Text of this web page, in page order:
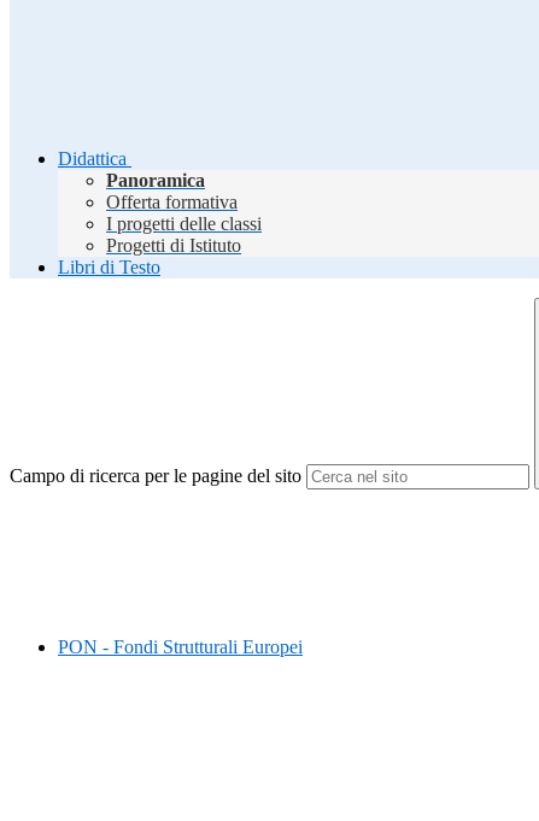
Didattica
Panoramica
Offerta formativa
I progetti delle classi
Progetti di Istituto
Libri di Testo
Campo di ricerca per le pagine del sito
PON - Fondi Strutturali Europei